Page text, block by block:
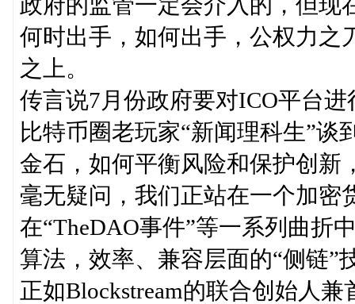
何时出手，如何出手，公权力之
之上。
传言说7月份政府要对ICO平台
比特币圈老玩家“新闻理科生”
金石，如何平衡风险和保护创新
毫无疑问，我们正站在一个加密
在“TheDAO事件”等一系列曲折
算法，效率、兼容层面的“侧链”
正如Blockstream的联合创始人